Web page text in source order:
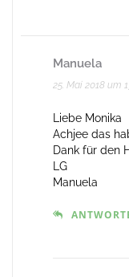
Manuela
25. Mai 2018 um
Liebe Monika
Achjee das
Dank für den
LG
Manuela